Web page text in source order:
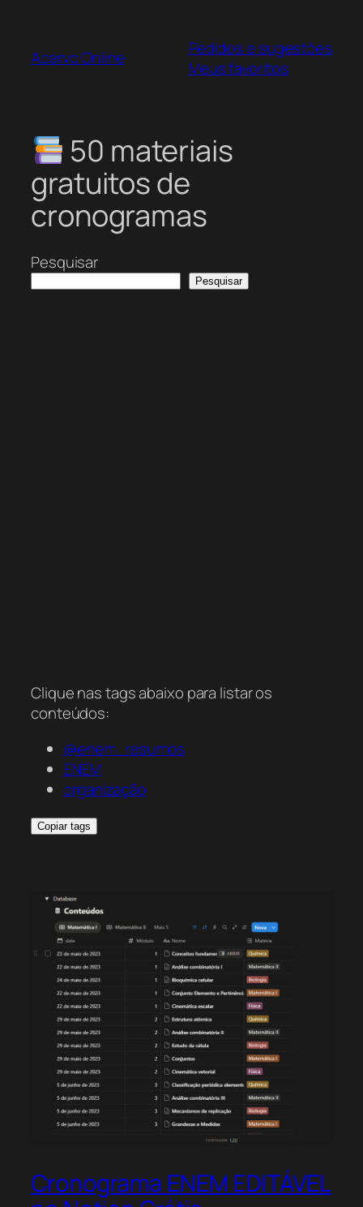
Acervo Online
Pedidos e sugestões
Meus favoritos
50 materiais
gratuitos de
cronogramas
Pesquisar
Pesquisar
Clique nas tags abaixo para listar os
conteúdos:
@enem_resumos
ENEM
organização
Copiar tags
Cronograma ENEM EDITÁVEL